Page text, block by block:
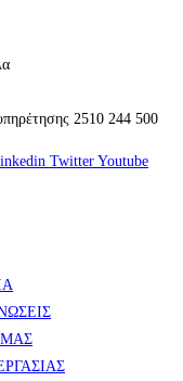
2510 244 500
Twitter Youtube
ΜΑΣ